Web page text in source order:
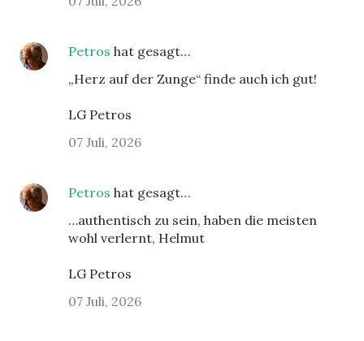
Petros hat gesagt…
„Herz auf der Zunge“ finde auch ich gut!
LG Petros
07 Juli, 2026
Petros hat gesagt…
…authentisch zu sein, haben die meisten
wohl verlernt, Helmut
LG Petros
07 Juli, 2026